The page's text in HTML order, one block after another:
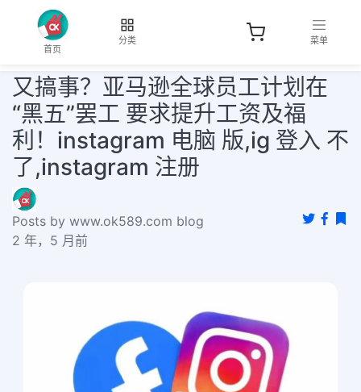
首页
分类 菜单
又搞事？亚马逊全球员工计划在
“黑五”罢工 要求提升工资及福
利！instagram 电脑 版,ig 登入 不
了,instagram 注册
Posts by www.ok589.com blog
2 年，5 月前